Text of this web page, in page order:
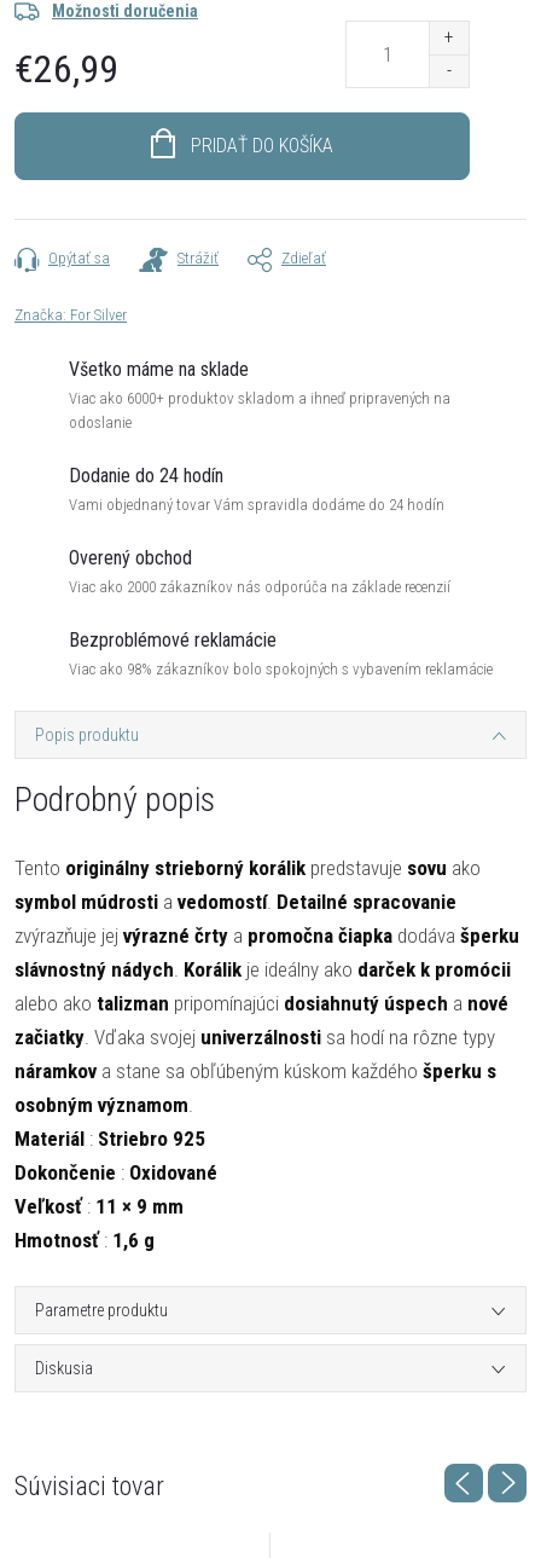
Možnosti doručenia
€26,99
PRIDAŤ DO KOŠÍKA
Opýtať sa Strážiť Zdieľať
Značka: For Silver
Všetko máme na sklade
Viac ako 6000+ produktov skladom a ihneď pripravených na
odoslanie
Dodanie do 24 hodín
Vami objednaný tovar Vám spravidla dodáme do 24 hodín
Overený obchod
Viac ako 2000 zákazníkov nás odporúča na základe recenzií
Bezproblémové reklamácie
Viac ako 98% zákazníkov bolo spokojných s vybavením reklamácie
Popis produktu
Podrobný popis
Tento originálny strieborný korálik predstavuje sovu ako
symbol múdrosti a vedomostí. Detailné spracovanie
zvýrazňuje jej výrazné črty a promočna čiapka dodáva šperku
slávnostný nádych. Korálik je ideálny ako darček k promócii
alebo ako talizman pripomínajúci dosiahnutý úspech a nové
začiatky. Vďaka svojej univerzálnosti sa hodí na rôzne typy
náramkov a stane sa obľúbeným kúskom každého šperku s
osobným významom.
Materiál : Striebro 925
Dokončenie : Oxidované
Veľkosť: 11 × 9 mm
Hmotnosť: 1,6 g
Parametre produktu
Diskusia
Súvisiaci tovar